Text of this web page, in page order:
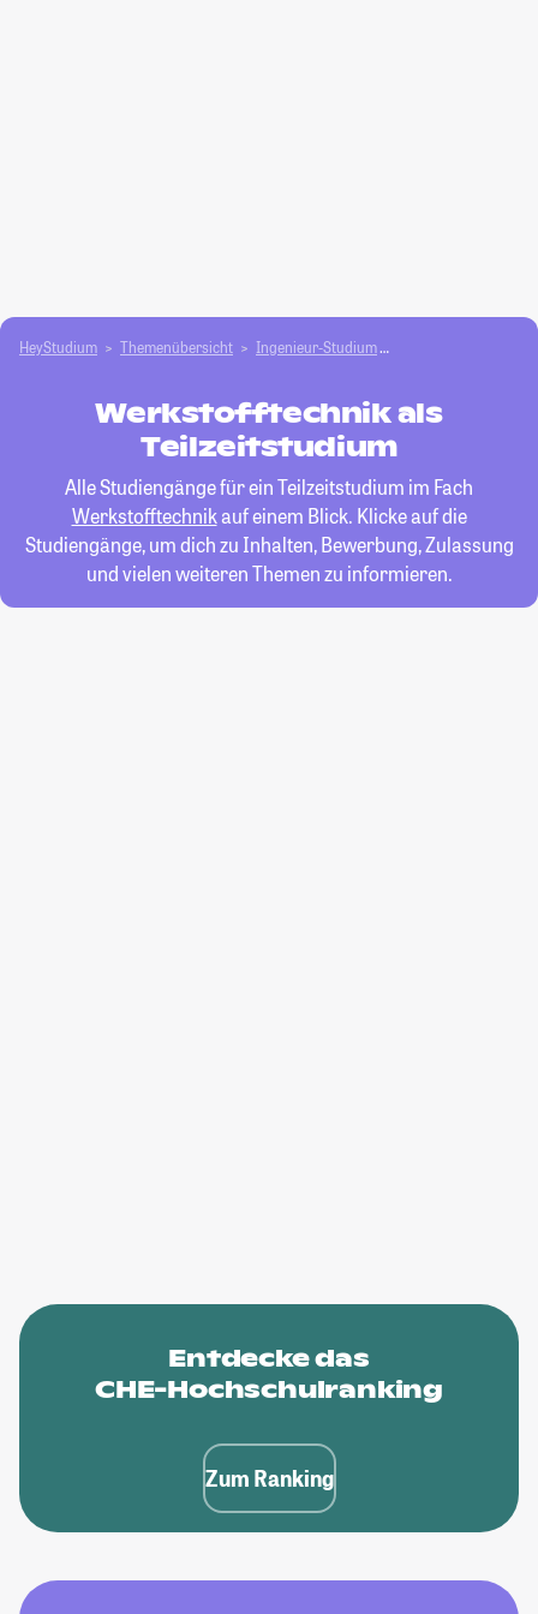
HeyStudium Themenübersicht Ingenieur-Studium
Werkstofftechnik als
Teilzeitstudium
Alle Studiengänge für ein Teilzeitstudium im Fach
Werkstofftechnikauf einem Blick. Klicke auf die
Studiengänge, um dich zu Inhalten, Bewerbung, Zulassung
und vielen weiteren Themen zu informieren.
Entdecke das
CHE-Hochschulranking
Zum Ranking